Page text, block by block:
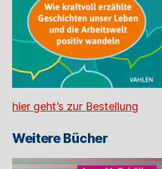
hier geht’s zur Bestellung
Weitere Bücher